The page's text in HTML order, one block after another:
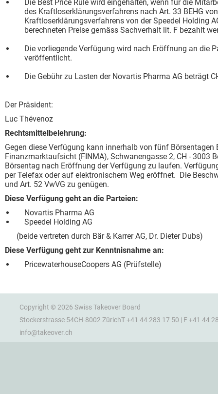
Die Best Price Rule wird eingehalten, wenn für die
des Kraftloserklärungsverfahrens nach Art. 33 BEHG
Kraftloserklärungsverfahrens von der Speedel Holding
berechneten Preise gemäss Sachverhalt lit. F bezahlt
Die vorliegende Verfügung wird nach Eröffnung an die
veröffentlicht.
Die Gebühr zu Lasten der Novartis Pharma AG beträgt
Der Präsident:
Luc Thévenoz
Rechtsmittelbelehrung:
Gegen diese Verfügung kann innerhalb von fünf Börsentagen
Finanzmarktaufsicht (FINMA), Schwanengasse 2, CH - 3003
Börsentag nach Eröffnung der Verfügung zu laufen.
per Telefax oder auf elektronischem Weg eröffnet. Die
und Art. 52 VwVG zu genügen.
Diese Verfügung geht an die Parteien:
Novartis Pharma AG
Speedel Holding AG
(beide vertreten durch Bär & Karrer AG, Dr. Dieter Dubs)
Diese Verfügung geht zur Kenntnisnahme an:
PricewaterhouseCoopers AG (Prüfstelle)
Copyright © 2026 Swiss Takeover Board
Stockerstrasse 54CH-8002 ZürichT +41 44 283 17 50 | F +41 44
info@takeover.ch